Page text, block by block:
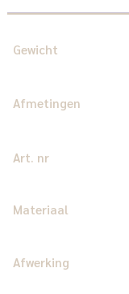
Gewicht
Afmetingen
Art. nr
Materiaal
Afwerking